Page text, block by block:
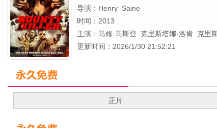
导演： Henry Saine
时间：2013
主演： 马修·马斯登 克里斯塔娜·洛肯 克里
更新时间：2026/1/30 21:52:21
正片